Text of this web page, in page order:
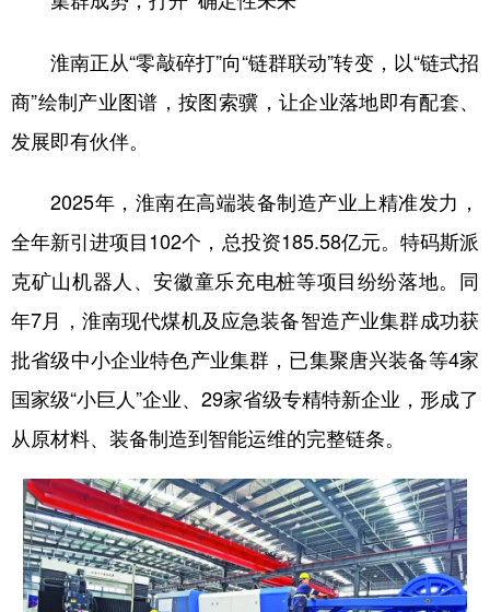
淮南正从“零敲碎打”向“链群联动”转变，以“链式招
商”绘制产业图谱，按图索骥，让企业落地即有配套、
发展即有伙伴。
2025年，淮南在高端装备制造产业上精准发力，
全年新引进项目102个，总投资185.58亿元。特码斯派
克矿山机器人、安徽童乐充电桩等项目纷纷落地。同
年7月，淮南现代煤机及应急装备智造产业集群成功获
批省级中小企业特色产业集群，已集聚唐兴装备等4家
国家级“小巨人”企业、29家省级专精特新企业，形成了
从原材料、装备制造到智能运维的完整链条。